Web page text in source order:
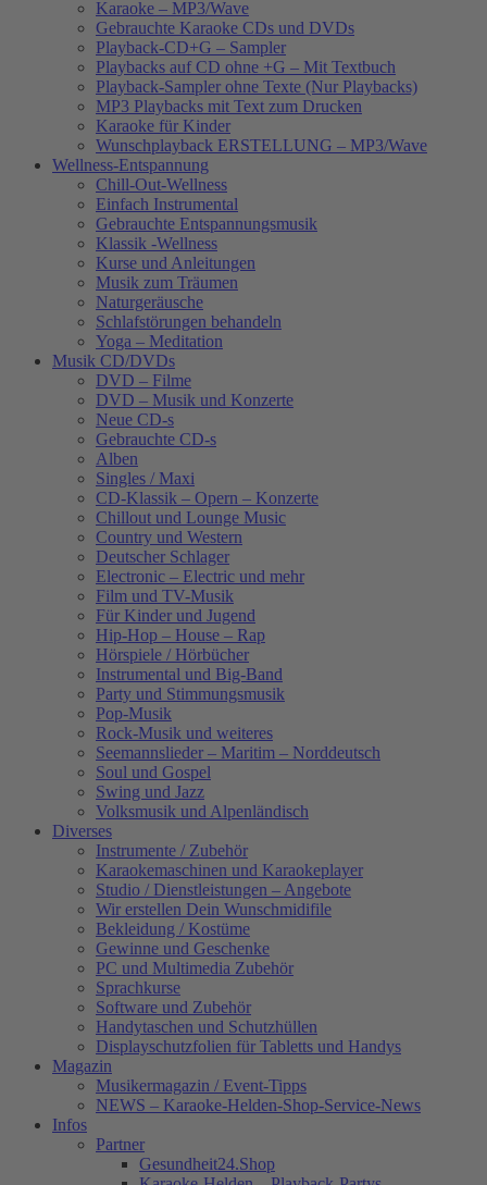
Karaoke – MP3/Wave
Gebrauchte Karaoke CDs und DVDs
Playback-CD+G – Sampler
Playbacks auf CD ohne +G – Mit Textbuch
Playback-Sampler ohne Texte (Nur Playbacks)
MP3 Playbacks mit Text zum Drucken
Karaoke für Kinder
Wunschplayback ERSTELLUNG – MP3/Wave
Wellness-Entspannung
Chill-Out-Wellness
Einfach Instrumental
Gebrauchte Entspannungsmusik
Klassik -Wellness
Kurse und Anleitungen
Musik zum Träumen
Naturgeräusche
Schlafstörungen behandeln
Yoga – Meditation
Musik CD/DVDs
DVD – Filme
DVD – Musik und Konzerte
Neue CD-s
Gebrauchte CD-s
Alben
Singles / Maxi
CD-Klassik – Opern – Konzerte
Chillout und Lounge Music
Country und Western
Deutscher Schlager
Electronic – Electric und mehr
Film und TV-Musik
Für Kinder und Jugend
Hip-Hop – House – Rap
Hörspiele / Hörbücher
Instrumental und Big-Band
Party und Stimmungsmusik
Pop-Musik
Rock-Musik und weiteres
Seemannslieder – Maritim – Norddeutsch
Soul und Gospel
Swing und Jazz
Volksmusik und Alpenländisch
Diverses
Instrumente / Zubehör
Karaokemaschinen und Karaokeplayer
Studio / Dienstleistungen – Angebote
Wir erstellen Dein Wunschmidifile
Bekleidung / Kostüme
Gewinne und Geschenke
PC und Multimedia Zubehör
Sprachkurse
Software und Zubehör
Handytaschen und Schutzhüllen
Displayschutzfolien für Tabletts und Handys
Magazin
Musikermagazin / Event-Tipps
NEWS – Karaoke-Helden-Shop-Service-News
Infos
Partner
Gesundheit24.Shop